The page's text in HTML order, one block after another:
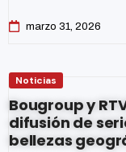
marzo 31, 2026
Noticias
Bougroup y
difusión de
bellezas